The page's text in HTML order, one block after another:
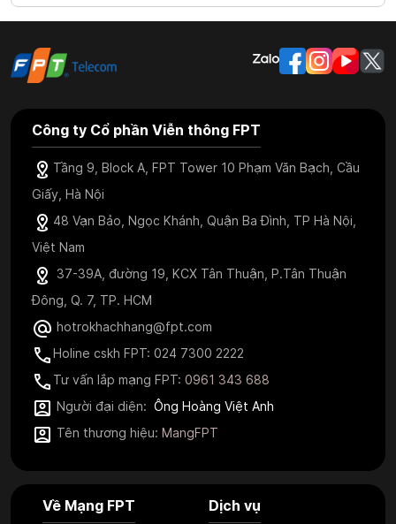
Công ty Cổ phần Viễn thông FPT
Tầng 9, Block A, FPT Tower 10 Phạm Văn Bạch, Cầu
Giấy, Hà Nội
48 Vạn Bảo, Ngọc Khánh, Quận Ba Đình, TP Hà Nội,
Việt Nam
37-39A, đường 19, KCX Tân Thuận, P.Tân Thuận
Đông, Q. 7, TP. HCM
hotrokhachhang@fpt.com
Holine cskh FPT: 024 7300 2222
Tư vấn lắp mạng FPT: 0961 343 688
Người đại diện: Ông Hoàng Việt Anh
Tên thương hiệu: MangFPT
Về Mạng FPT Dịch vụ